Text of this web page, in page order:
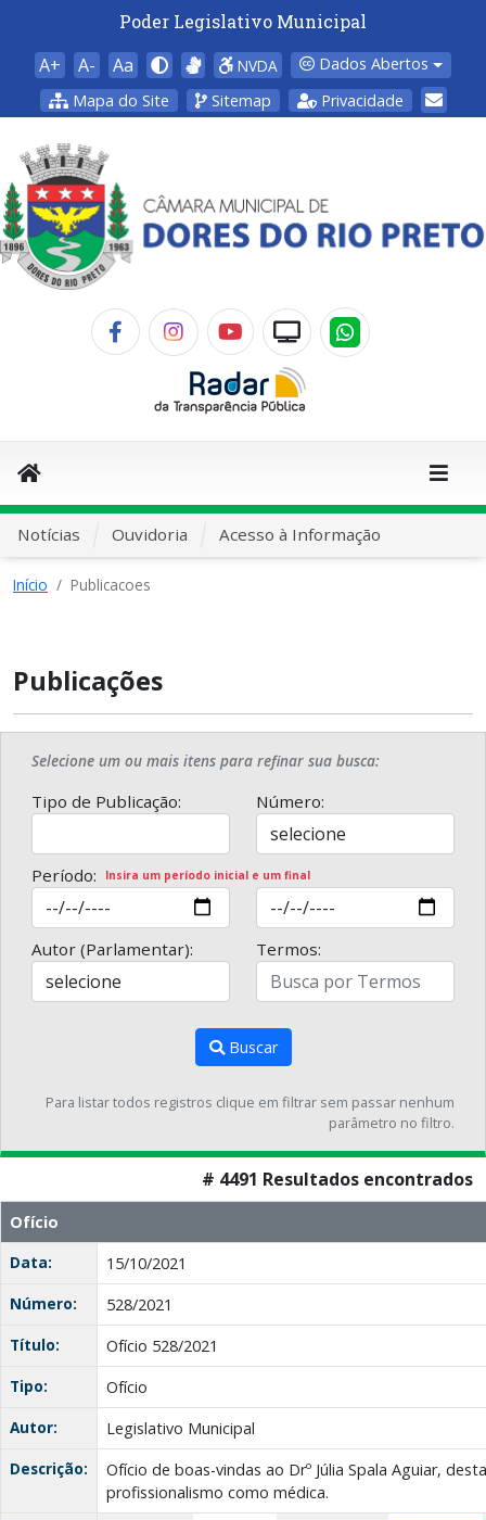
Poder Legislativo Municipal
A+ A- Aa NVDA
Dados Abertos
Mapa do Site
Sitemap Privacidade
Notícias Ouvidoria Acesso à Informação
Início Publicacoes
Publicações
Selecione um ou mais itens para refinar sua busca:
Tipo de Publicação: Número:
Período: Insira um período inicial e um final
Autor (Parlamentar): Termos:
Buscar
Para listar todos registros clique em filtrar sem passar nenhum
parâmetro no filtro.
# 4491 Resultados encontrados
Ofício
Data:
15/10/2021
Número:
528/2021
Título:
Ofício 528/2021
Tipo:
Ofício
Autor:
Legislativo Municipal
Descrição:
Ofício de boas-vindas ao Drº Júlia Spala Aguiar,
profissionalismo como médica.